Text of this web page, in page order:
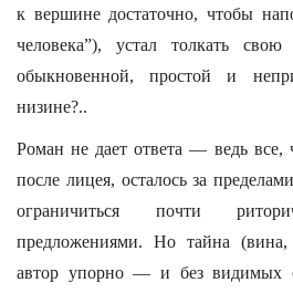
к вершине достаточно, чтобы
человека”), устал толкать
обыкновенной, простой и
низине?..
Роман не дает ответа — ведь все,
после лицея, осталось за
ограничиться почти
предложениями. Но тайна (вина,
автор упорно — и без видимых